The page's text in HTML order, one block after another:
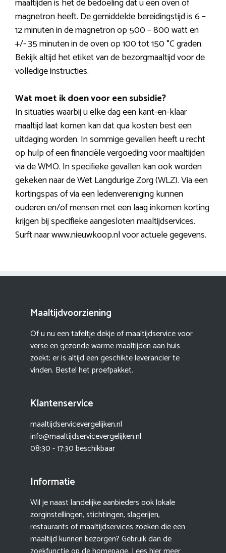
maaltijden is het de bedoeling dat u een oven of
magnetron heeft. De gemiddelde bereidingstijd is 6 –
12 minuten in de magnetron op 500 – 800 watt en
+/- 35 minuten in de oven op 100 tot 150 °C graden.
Bekijk altijd het etiket van de bezorgmaaltijd voor de
volledige instructies.
Wat moet ik doen voor een subsidie?
In situaties waarbij u elke dag een kant-en-klaar
maaltijd laat komen kan dat qua kosten best een
uitdaging worden. In sommige gevallen heeft u recht
op hulp of een financiële vergoeding voor maaltijden
via de WMO. In specifieke gevallen kan ook worden
gekeken naar de Wet Langdurige Zorg (WLZ). Via een
kortingspas of via een ledenvereniging kunnen
ouderen en/of mensen met een laag inkomen korting
krijgen bij specifieke aangesloten maaltijdservices.
Surft naar www.nieuwkoop.nl voor actuele gegevens.
Maaltijdvoorziening
Of u nu een tafeltje dekje of maaltijdservice voor
verse en gezonde warme maaltijden aan huis
zoekt; er is altijd een geschikte leverancier te
vinden. Bestel het proefpakket.
Klantenservice
maaltijdservicevergelijken.nl
info@maaltijdservicevergelijken.nl
08:30 - 17:30 beschikbaar
Informatie
Wil je naast landelijke aanbieders ook lokale
zorginstellingen, stichtingen, slagerijen,
restaurants of maaltijdservices zoeken die een
maaltijd kunnen bezorgen? Gebruik dan de